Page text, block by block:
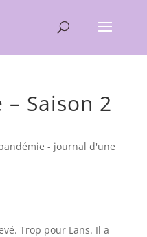
Saison 2
- journal d'une
Trop pour Lans. Il a